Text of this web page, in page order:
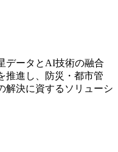
データと AI技術の融合
推進し、防災・都市管
解決に資するソリューシ